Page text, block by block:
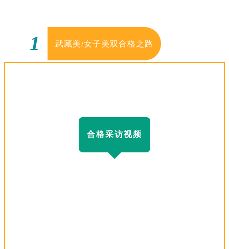
1 武藏美/女子美双合格之路
合格采访视频